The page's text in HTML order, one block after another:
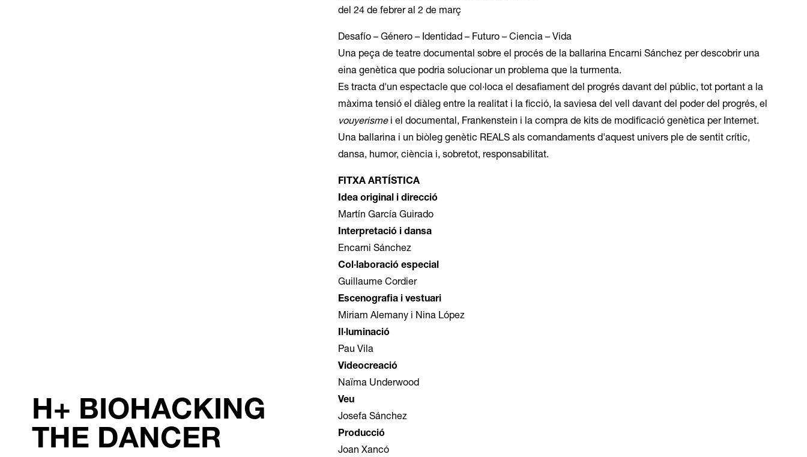
H+ BIOHACKING
THE DANCER
del 24 de febrer al 2 de març
Desafío – Género – Identidad – Futuro – Ciencia – Vida
Una peça de teatre documental sobre el procés de la ballarina Encarni Sánchez per descobrir una
eina genètica que podria solucionar un problema que la turmenta.
Es tracta d'un espectacle que col·loca el desafiament del progrés davant del públic, tot portant a la
màxima tensió el diàleg entre la realitat i la ficció, la saviesa del vell davant del poder del progrés, el
vouyerismei el documental, Frankenstein i la compra de kits de modificació genètica per Internet.
Una ballarina i un biòleg genètic REALS als comandaments d'aquest univers ple de sentit crític,
dansa, humor, ciència i, sobretot, responsabilitat.
FITXA ARTÍSTICA
Idea original i direcció
Martín García Guirado
Interpretació i dansa
Encarni Sánchez
Col·laboració especial
Guillaume Cordier
Escenografia i vestuari
Miriam Alemany i Nina López
Il·luminació
Pau Vila
Videocreació
Naïma Underwood
Veu
Josefa Sánchez
Producció
Joan Xancó